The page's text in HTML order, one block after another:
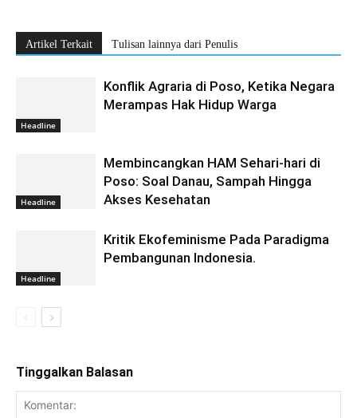
Artikel Terkait Tulisan lainnya dari Penulis
Headline
Konflik Agraria di Poso, Ketika Negara
Merampas Hak Hidup Warga
Headline
Membincangkan HAM Sehari-hari di
Poso: Soal Danau, Sampah Hingga
Akses Kesehatan
Headline
Kritik Ekofeminisme Pada Paradigma
Pembangunan Indonesia.
Tinggalkan Balasan